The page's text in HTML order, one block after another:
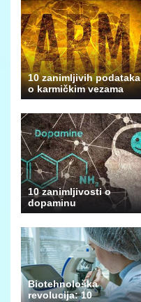
10 zanimljivih podataka
o karmičkim vezama
10 zanimljivosti o
dopaminu
Biotehnološka
revolucija: 10